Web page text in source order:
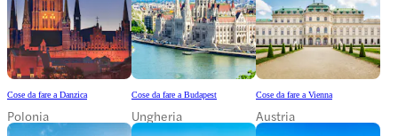
Cose da fare a Danzica
Polonia
Cose da fare a Budapest
Ungheria
Cose da fare a Vienna
Austria